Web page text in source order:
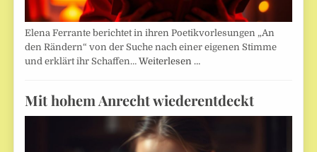
Elena Ferrante berichtet in ihren Poetikvorlesungen „An
den Rändern“ von der Suche nach einer eigenen Stimme
und erklärt ihr Schaffen…Weiterlesen …
Mit hohem Anrecht wiederentdeckt